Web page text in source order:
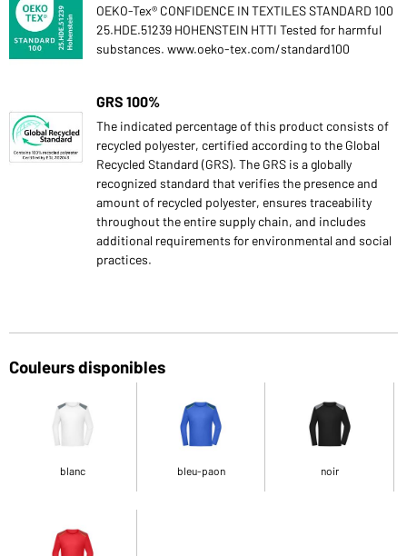
OEKO-Tex® CONFIDENCE IN TEXTILES STANDARD 100
25.HDE.51239 HOHENSTEIN HTTI Tested for harmful
substances. www.oeko-tex.com/standard100
GRS 100%
The indicated percentage of this product consists of
recycled polyester, certified according to the Global
Recycled Standard (GRS). The GRS is a globally
recognized standard that verifies the presence and
amount of recycled polyester, ensures traceability
throughout the entire supply chain, and includes
additional requirements for environmental and social
practices.
Couleurs disponibles
blanc bleu-paon noir